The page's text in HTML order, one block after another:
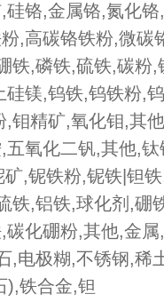
铬,金属铬,氮化
,高碳铬铁粉,微碳
铁,磷铁,硫铁,碳粉,
镁,钨铁,钨铁粉,
钼精矿,氧化钼,其
氧化二钒,其他,
,铌铁粉,铌铁|钽
铁,铝铁,球化剂,硼
化硼粉,其他,金
,电极糊,不锈钢,稀
),铁合金,钽